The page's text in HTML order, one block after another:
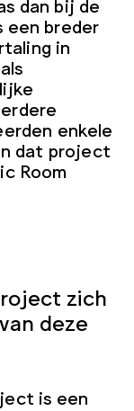
dan bij de
een breder
in
enkele
dat project
Room
zich
deze
is een